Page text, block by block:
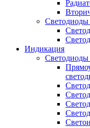
Светодиоды
Индикация